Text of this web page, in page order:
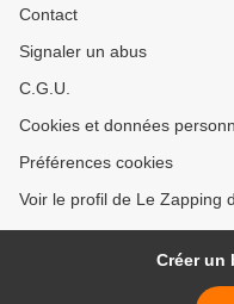
Contact
Signaler un abus
C.G.U.
Cookies et données
Préférences cookies
Voir le profil de Le Zapping
Créer un